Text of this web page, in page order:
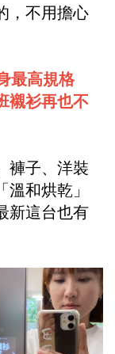
，不用擔心
最高規格
襯衫再也不
褲子、洋裝
和烘乾」
新這台也有